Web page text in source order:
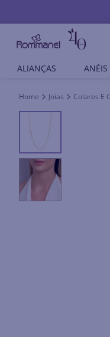
ALIANÇAS ANÉIS
Joias Colares E